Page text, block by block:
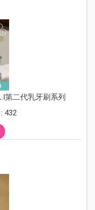
第二代乳牙刷系列
432